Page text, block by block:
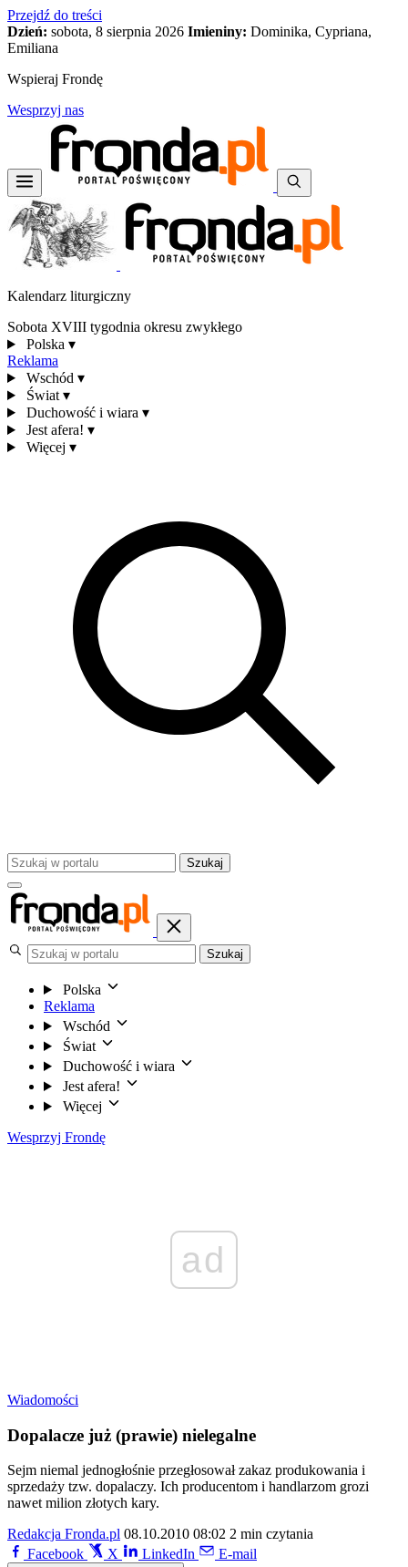
Przejdź do treści
Dzień: sobota, 8 sierpnia 2026 Imieniny: Dominika, Cypriana,
Emiliana
Wspieraj Frondę
Wesprzyj nas
Kalendarz liturgiczny
Sobota XVIII tygodnia okresu zwykłego
Polska ▾
Reklama
Wschód ▾
Świat ▾
Duchowość i wiara ▾
Jest afera! ▾
Więcej ▾
Szukaj
Szukaj
Polska
Reklama
Wschód
Świat
Duchowość i wiara
Jest afera!
Więcej
Wesprzyj Frondę
ad
Wiadomości
Dopalacze już (prawie) nielegalne
Sejm niemal jednogłośnie przegłosował zakaz produkowania i
sprzedaży tzw. dopalaczy. Ich producentom i handlarzom grozi
nawet milion złotych kary.
Redakcja Fronda.pl 08.10.2010 08:02 2 min czytania
Facebook
X LinkedIn E-mail